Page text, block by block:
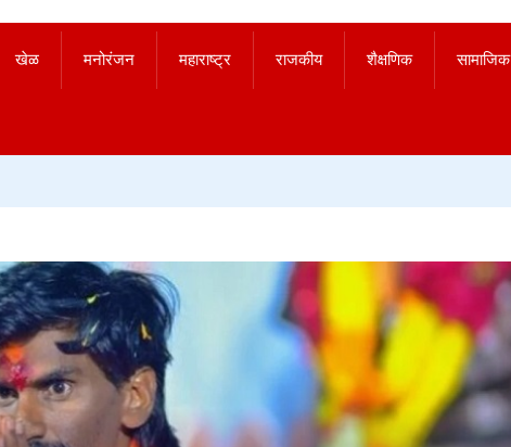
खेळ मनोरंजन महाराष्ट्र राजकीय शैक्षणिक सामाजिक